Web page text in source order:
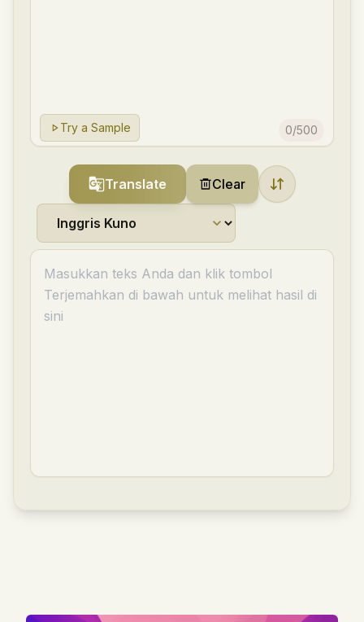
Try a Sample 0/500
Translate Clear
Masukkan teks Anda dan klik tombol
Terjemahkan di bawah untuk melihat hasil di
sini